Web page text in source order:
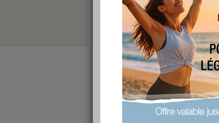
Bonjour , il fait pas fort beau aujourd hui et ça
le soleil fait son apparition mais n arrive pas à
aller , voilà un petit temps que je ne suis plus
envie de sortir mais c est pas pour ça que je
chance d avoir un tres grd living(9M/7m)
alors je pousse le divan 2places et je fais
Je ferme les stores bien evidemment au ca ou
demanderaient ce que je fais . Et en avant , la
la table et du salon , de temps en temps je v
moment je suis prise d un fou riire parce que
se moquant de moi mais tant pis ça ne m
fessiers pendant une demi heure et je dois